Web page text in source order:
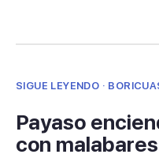
SIGUE LEYENDO ·
Payaso
con